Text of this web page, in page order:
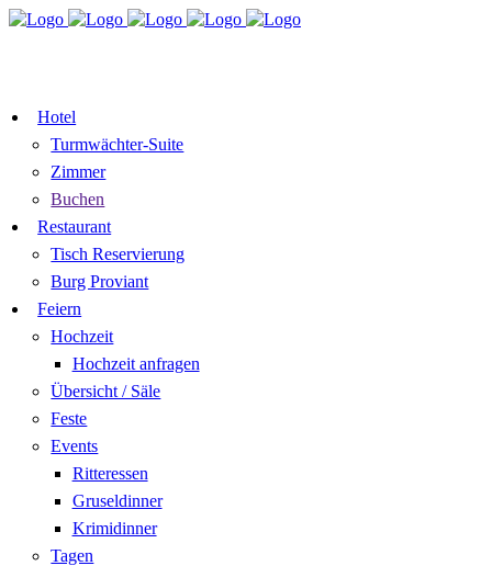
Hotel
Turmwächter-Suite
Zimmer
Buchen
Restaurant
Tisch Reservierung
Burg Proviant
Feiern
Hochzeit
Hochzeit anfragen
Übersicht / Säle
Feste
Events
Ritteressen
Gruseldinner
Krimidinner
Tagen